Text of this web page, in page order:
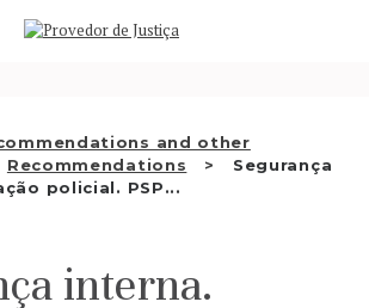
and other
Recommendations
Segurança
policial. PSP...
interna.